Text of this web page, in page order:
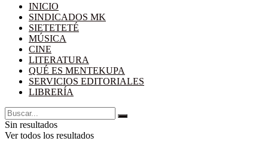
INICIO
SINDICADOS MK
SIETETETÉ
MÚSICA
CINE
LITERATURA
QUÉ ES MENTEKUPA
SERVICIOS EDITORIALES
LIBRERÍA
Sin resultados
Ver todos los resultados